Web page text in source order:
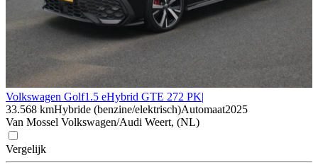
Volkswagen Golf1.5 eHybrid GTE 272 PK|
33.568 kmHybride (benzine/elektrisch)Automaat2025
Van Mossel Volkswagen/Audi Weert, (NL)
Vergelijk